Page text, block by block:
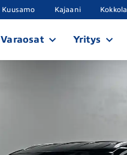
Kuusamo Kajaani Kokkola
Varaosat Yritys